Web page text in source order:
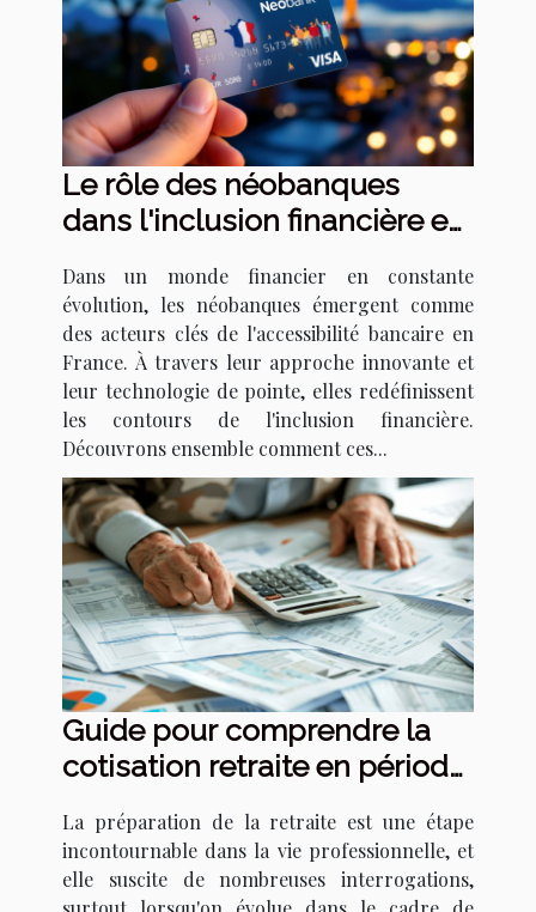
Le rôle des néobanques
dans l'inclusion financière en
Dans un monde financier en constante
évolution, les néobanques émergent comme
des acteurs clés de l'accessibilité bancaire en
France. À travers leur approche innovante et
leur technologie de pointe, elles redéfinissent
les contours de l'inclusion financière.
Découvrons ensemble comment ces...
Guide pour comprendre la
cotisation retraite en période
La préparation de la retraite est une étape
incontournable dans la vie professionnelle, et
elle suscite de nombreuses interrogations,